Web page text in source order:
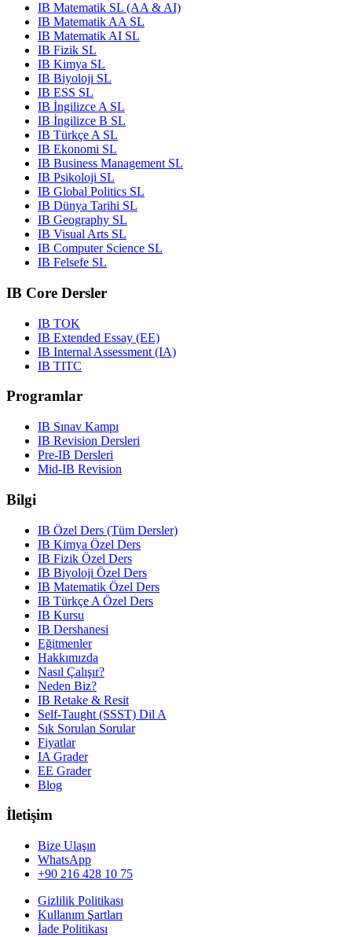
IB Matematik SL (AA & AI)
IB Matematik AA SL
IB Matematik AI SL
IB Fizik SL
IB Kimya SL
IB Biyoloji SL
IB ESS SL
IB İngilizce A SL
IB İngilizce B SL
IB Türkçe A SL
IB Ekonomi SL
IB Business Management SL
IB Psikoloji SL
IB Global Politics SL
IB Dünya Tarihi SL
IB Geography SL
IB Visual Arts SL
IB Computer Science SL
IB Felsefe SL
IB Core Dersler
IB TOK
IB Extended Essay (EE)
IB Internal Assessment (IA)
IB TITC
Programlar
IB Sınav Kampı
IB Revision Dersleri
Pre-IB Dersleri
Mid-IB Revision
Bilgi
IB Özel Ders (Tüm Dersler)
IB Kimya Özel Ders
IB Fizik Özel Ders
IB Biyoloji Özel Ders
IB Matematik Özel Ders
IB Türkçe A Özel Ders
IB Kursu
IB Dershanesi
Eğitmenler
Hakkımızda
Nasıl Çalışır?
Neden Biz?
IB Retake & Resit
Self-Taught (SSST) Dil A
Sık Sorulan Sorular
Fiyatlar
IA Grader
EE Grader
Blog
İletişim
Bize Ulaşın
WhatsApp
+90 216 428 10 75
Gizlilik Politikası
Kullanım Şartları
İade Politikası